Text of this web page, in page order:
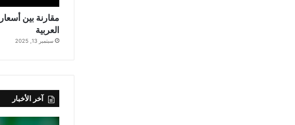
العربية
سبتمبر 13, 2025
آخر الأخبار